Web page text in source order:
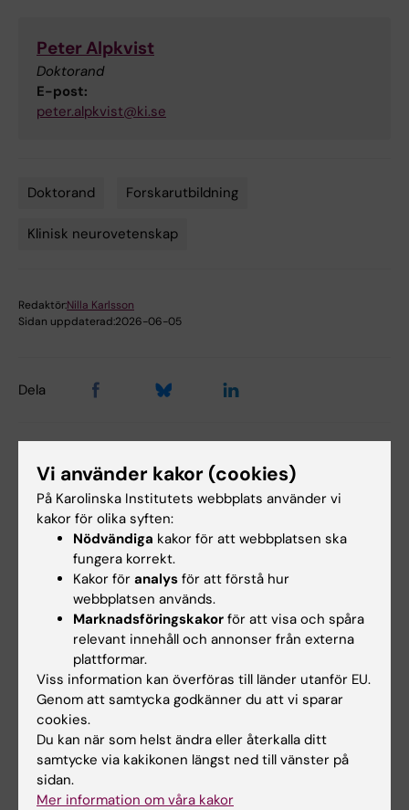
Peter Alpkvist
Doktorand
E-post:
peter.alpkvist@ki.se
Doktorand Forskarutbildning
Klinisk neurovetenskap
Redaktör:Nilla Karlsson
Sidan uppdaterad:2026-06-05
Dela
Relaterade events
27 aug 2026-27 aug 2026
Halvtidsseminarium:
Franziska Steffens
"Old-age depression:
Temporal and regional
differences and their…
27 aug 2026
Emily Benér
Robotic-assisted
hysterectomy: an evaluation of
clinical outcomes
Vi använder kakor (cookies)
På Karolinska Institutets webbplats använder vi
kakor för olika syften:
Nödvändiga kakor för att webbplatsen ska
fungera korrekt.
Kakor för analys för att förstå hur
webbplatsen används.
Marknadsföringskakor för att visa och spåra
relevant innehåll och annonser från externa
plattformar.
Viss information kan överföras till länder utanför EU.
Genom att samtycka godkänner du att vi sparar
cookies.
Du kan när som helst ändra eller återkalla ditt
samtycke via kakikonen längst ned till vänster på
sidan.
Mer information om våra kakor